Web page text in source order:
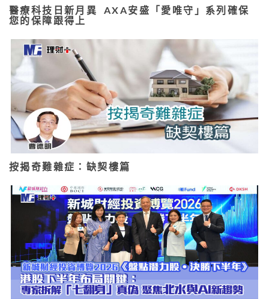
醫療科技日新月異 AXA安盛「愛唯守」系列確保
您的保障跟得上
按揭奇難雜症：缺契樓篇